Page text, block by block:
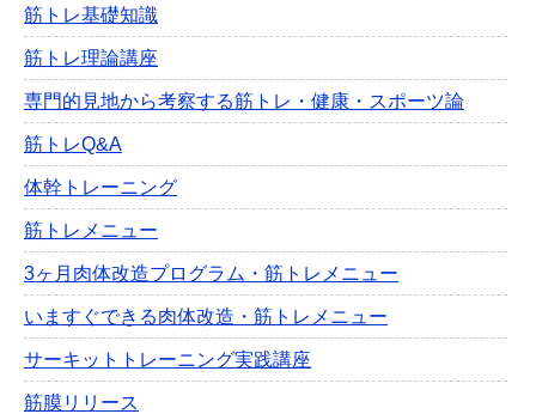
筋トレ基礎知識
筋トレ理論講座
専門的見地から考察する筋トレ・健康・スポーツ論
筋トレQ&A
体幹トレーニング
筋トレメニュー
3ヶ月肉体改造プログラム・筋トレメニュー
いますぐできる肉体改造・筋トレメニュー
サーキットトレーニング実践講座
筋膜リリース